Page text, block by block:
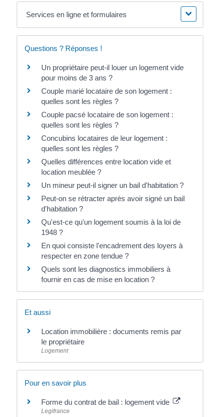
Services en ligne et formulaires
Questions ? Réponses !
Un propriétaire peut-il louer un logement vide
pour moins de 3 ans ?
Couple marié locataire de son logement :
quelles sont les règles ?
Couple pacsé locataire de son logement :
quelles sont les règles ?
Concubins locataires de leur logement :
quelles sont les règles ?
Quelles différences entre location vide et
location meublée ?
Un mineur peut-il signer un bail d'habitation ?
Peut-on se rétracter après avoir signé un bail
d'habitation ?
Qu'est-ce qu'un logement soumis à la loi de
1948 ?
En quoi consiste l'encadrement des loyers à
respecter en zone tendue ?
Quels sont les diagnostics immobiliers à
fournir en cas de mise en location ?
Et aussi
Location immobilière : documents remis par
le propriétaire
Logement
Pour en savoir plus
Forme du contrat de bail : logement vide
Legifrance